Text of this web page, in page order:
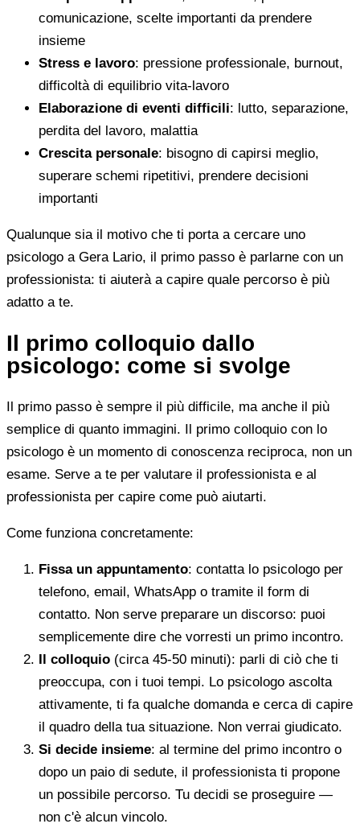
comunicazione, scelte importanti da prendere
insieme
Stress e lavoro: pressione professionale, burnout,
difficoltà di equilibrio vita-lavoro
Elaborazione di eventi difficili: lutto, separazione,
perdita del lavoro, malattia
Crescita personale: bisogno di capirsi meglio,
superare schemi ripetitivi, prendere decisioni
importanti
Qualunque sia il motivo che ti porta a cercare uno
psicologo a Gera Lario, il primo passo è parlarne con un
professionista: ti aiuterà a capire quale percorso è più
adatto a te.
Il primo colloquio dallo
psicologo: come si svolge
Il primo passo è sempre il più difficile, ma anche il più
semplice di quanto immagini. Il primo colloquio con lo
psicologo è un momento di conoscenza reciproca, non un
esame. Serve a te per valutare il professionista e al
professionista per capire come può aiutarti.
Come funziona concretamente:
Fissa un appuntamento: contatta lo psicologo per
telefono, email, WhatsApp o tramite il form di
contatto. Non serve preparare un discorso: puoi
semplicemente dire che vorresti un primo incontro.
Il colloquio (circa 45-50 minuti): parli di ciò che ti
preoccupa, con i tuoi tempi. Lo psicologo ascolta
attivamente, ti fa qualche domanda e cerca di capire
il quadro della tua situazione. Non verrai giudicato.
Si decide insieme: al termine del primo incontro o
dopo un paio di sedute, il professionista ti propone
un possibile percorso. Tu decidi se proseguire —
non c'è alcun vincolo.